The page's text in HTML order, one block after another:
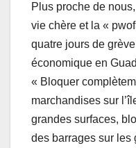
Plus proche de
vie chère et la «
quatre jours de
économique en
« Bloquer
marchandises sur
grandes surfaces,
des barrages sur les